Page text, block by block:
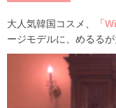
大人気韓国コスメ、 「
ージモデルに、めるる